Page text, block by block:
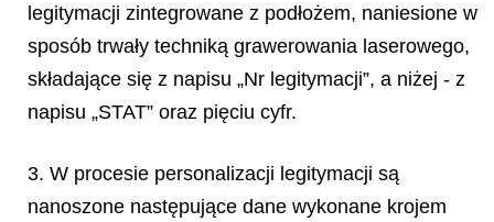
legitymacji zintegrowane z podłożem, naniesione w
sposób trwały techniką grawerowania laserowego,
składające się z napisu „Nr legitymacji”, a niżej - z
napisu „STAT” oraz pięciu cyfr.
3. W procesie personalizacji legitymacji są
nanoszone następujące dane wykonane krojem